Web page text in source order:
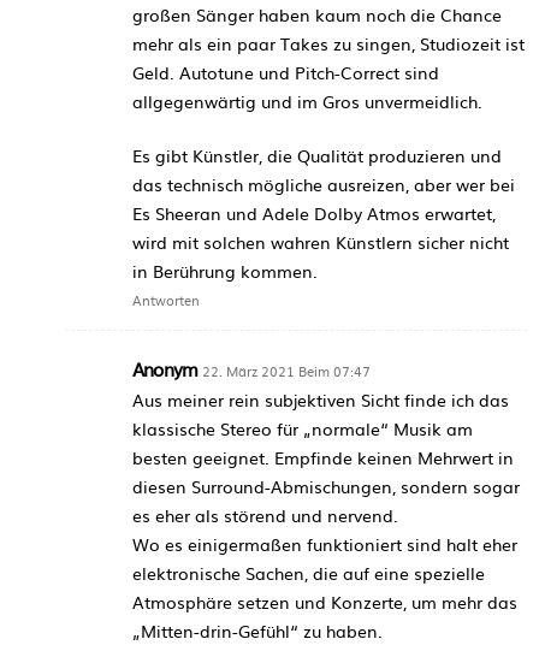
großen Sänger haben kaum noch die Chance
mehr als ein paar Takes zu singen, Studiozeit ist
Geld. Autotune und Pitch-Correct sind
allgegenwärtig und im Gros unvermeidlich.
Es gibt Künstler, die Qualität produzieren und
das technisch mögliche ausreizen, aber wer bei
Es Sheeran und Adele Dolby Atmos erwartet,
wird mit solchen wahren Künstlern sicher nicht
in Berührung kommen.
Antworten
Anonym 22. März 2021 Beim 07:47
Aus meiner rein subjektiven Sicht finde ich das
klassische Stereo für „normale“ Musik am
besten geeignet. Empfinde keinen Mehrwert in
diesen Surround-Abmischungen, sondern sogar
es eher als störend und nervend.
Wo es einigermaßen funktioniert sind halt eher
elektronische Sachen, die auf eine spezielle
Atmosphäre setzen und Konzerte, um mehr das
„Mitten-drin-Gefühl“ zu haben.